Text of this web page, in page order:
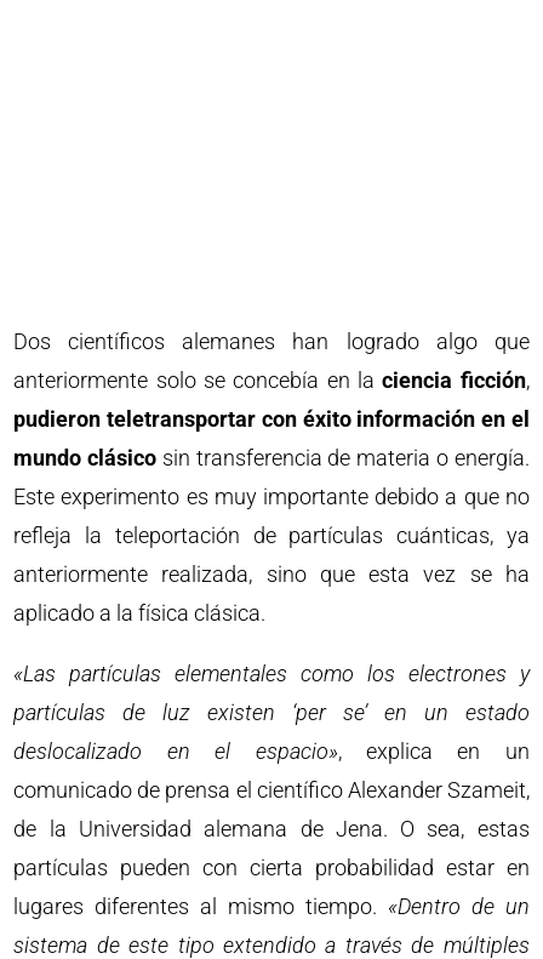
Dos científicos alemanes han logrado algo que
anteriormente solo se concebía en laciencia ficción,
pudieron teletransportar con éxito información en el
mundo clásico sin transferencia de materia o energía.
Este experimento es muy importante debido a que no
refleja la teleportación de partículas cuánticas, ya
anteriormente realizada, sino que esta vez se ha
aplicado a la física clásica.
«Las partículas elementales como los electrones y
partículas de luz existen ‘per se’ en un estado
deslocalizado en el espacio», explica en un
comunicado de prensa el científico Alexander Szameit,
de la Universidad alemana de Jena. O sea, estas
partículas pueden con cierta probabilidad estar en
lugares diferentes al mismo tiempo. «Dentro de un
sistema de este tipo extendido a través de múltiples